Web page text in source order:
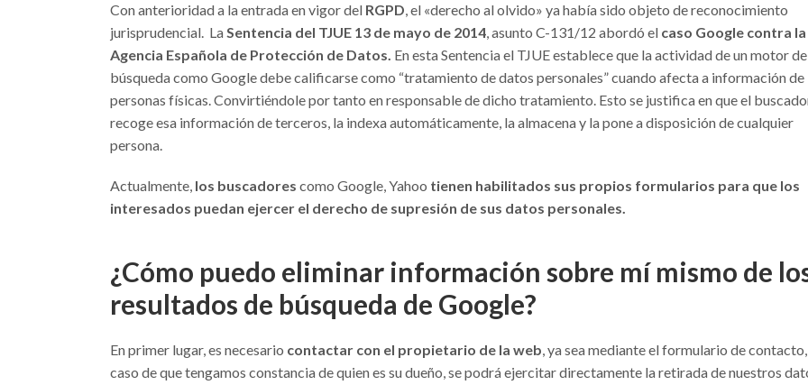
Con anterioridad a la entrada en vigor del RGPD, el «derecho al olvido» ya había sido objeto de reconocimiento
jurisprudencial. LaSentencia del TJUE 13 de mayo de 2014, asunto C-131/12 abordó el caso Google contra la
Agencia Española de Protección de Datos. En esta Sentencia el TJUE establece que la actividad de un motor de
búsqueda como Google debe calificarse como “tratamiento de datos personales” cuando afecta a información de
personas físicas. Convirtiéndole por tanto en responsable de dicho tratamiento. Esto se justifica en que el
recoge esa información de terceros, la indexa automáticamente, la almacena y la pone a disposición de cualquier
persona.
Actualmente, los buscadores como Google, Yahoo tienen habilitados sus propios formularios para que los
interesados puedan ejercer el derecho de supresión de sus datos personales.
¿Cómo puedo eliminar información sobre mí mismo de
resultados de búsqueda de Google?
En primer lugar, es necesario contactar con el propietario de la web, ya sea mediante el formulario de
caso de que tengamos constancia de quien es su dueño, se podrá ejercitar directamente la retirada de nuestros